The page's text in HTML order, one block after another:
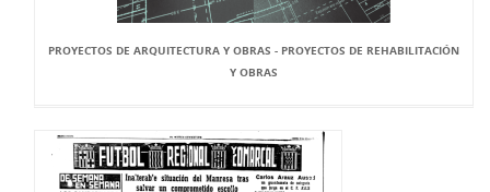
PROYECTOS DE ARQUITECTURA Y OBRAS - PROYECTOS DE REHABILITACIÓN
Y OBRAS